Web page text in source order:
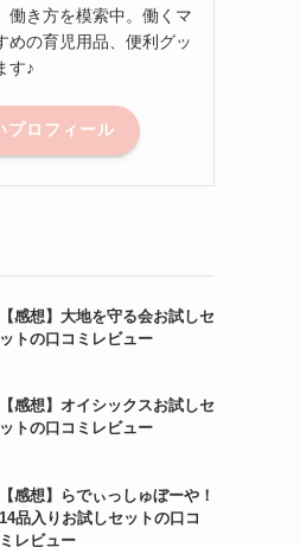
働き方を模索中。働くマ
めの育児用品、便利グッ
す♪
プロフィール
【感想】大地を守る会お試しセ
ットの口コミレビュー
【感想】オイシックスお試しセ
ットの口コミレビュー
【感想】らでぃっしゅぼーや！
14品入りお試しセットの口コ
ミレビュー